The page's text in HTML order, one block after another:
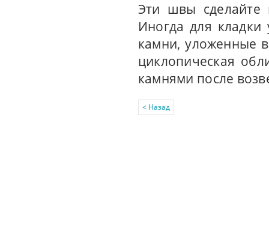
Эти швы
Иногда для кладки
камни, уложенные
циклопическая
камнями после
< Назад